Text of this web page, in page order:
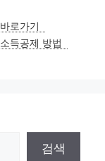
로가기
득공제 방법
검색